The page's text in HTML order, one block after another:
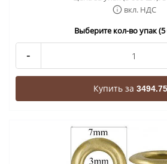
вкл. НДС
Выберите кол-во упак
-
Купить за